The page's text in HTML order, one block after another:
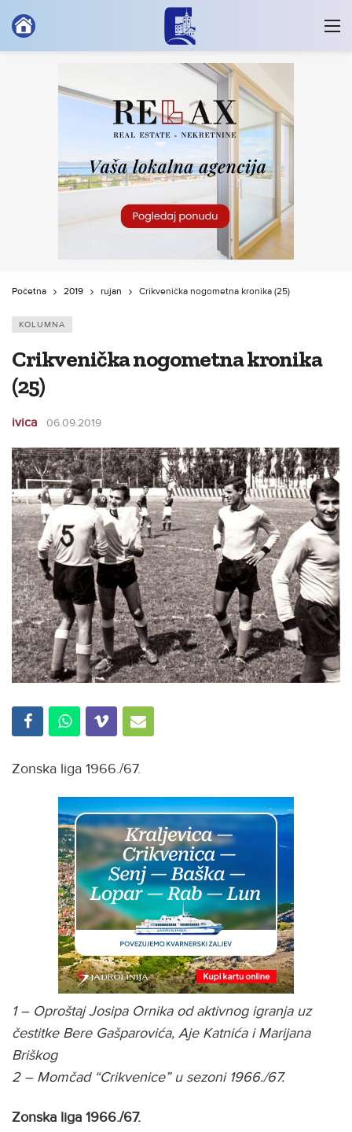
Početna 2019 rujan Crikvenička nogometna kronika (25)
KOLUMNA
Crikvenička nogometna kronika
(25)
ivica 06.09.2019
Zonska liga 1966./67.
1 – Oproštaj Josipa Ornika od aktivnog igranja uz
čestitke Bere Gašparovića, Aje Katnića i Marijana
Briškog
2 – Momčad “Crikvenice” u sezoni 1966./67.
Zonska liga 1966./67.